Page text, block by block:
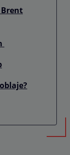
Brent